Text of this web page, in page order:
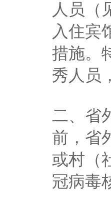
人员（
入住宾
措施。
秀人员
二、省
前，省
或村（
冠病毒